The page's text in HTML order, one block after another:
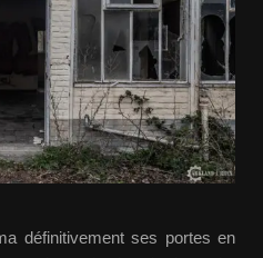
définitivement ses portes en